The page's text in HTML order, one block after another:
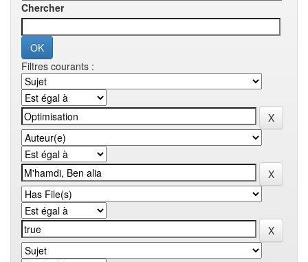
Chercher
Filtres courants :